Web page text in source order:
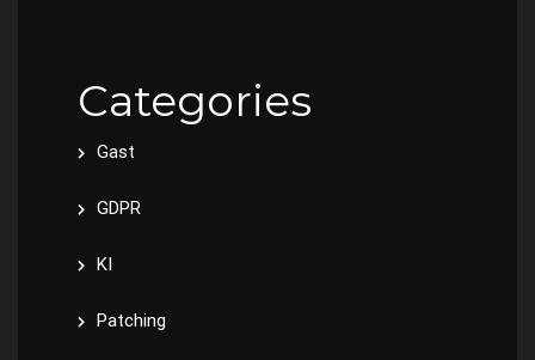
Categories
Gast
GDPR
KI
Patching